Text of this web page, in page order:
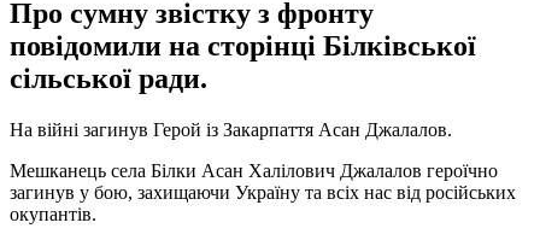
Про сумну звістку з фронту
повідомили на сторінці Білківської
сільської ради.
На війні загинув Герой із Закарпаття Асан Джалалов.
Мешканець села Білки Асан Халілович Джалалов героїчно
загинув у бою, захищаючи Україну та всіх нас від російських
окупантів.